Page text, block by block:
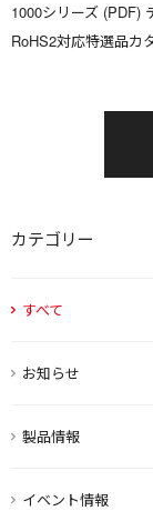
カテゴリー
すべて
お知らせ
製品情報
イベント情報
1000シリーズ (PDF)
RoHS2対応特選品カ